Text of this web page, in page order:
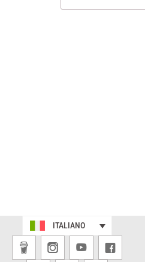
ITALIANO